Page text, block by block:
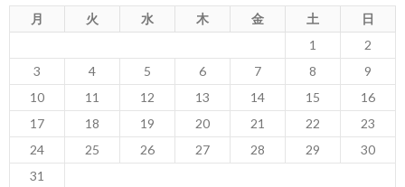
月 火 水 木 金 土
日
1
2
3
4 5 6 7 8
9
10
11 12 13 14 15
16
17
18 19 20 21 22
23
24
25 26 27 28 29
30
31